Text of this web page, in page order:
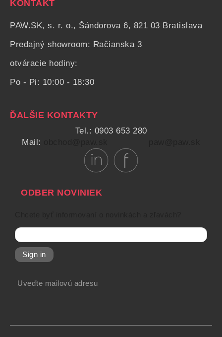
KONTAKT
PAW.SK, s. r. o., Šándorova 6, 821 03 Bratislava
Predajný showroom: Račianska 3
otváracie hodiny:
Po - Pi: 10:00 - 18:30
ĎALŠIE KONTAKTY
Tel.: 0903 653 280
Mail:
ODBER NOVINIEK
Sign in
Uveďte mailovú adresu